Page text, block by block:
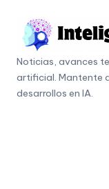
content
I
n
t
Noticias, avances
artificial. Mantente
desarrollos en IA.